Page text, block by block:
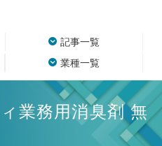
記事一覧
業種一覧
業務用消臭剤 無